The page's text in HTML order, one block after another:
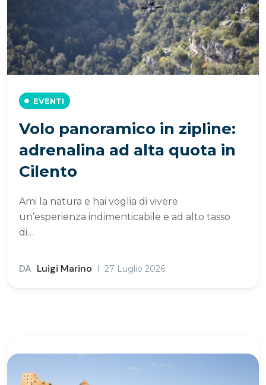
EVENTI
Volo panoramico in zipline:
adrenalina ad alta quota in
Cilento
Ami la natura e hai voglia di vivere
un’esperienza indimenticabile e ad alto tasso
di…
DA Luigi Marino 27 Luglio 2026